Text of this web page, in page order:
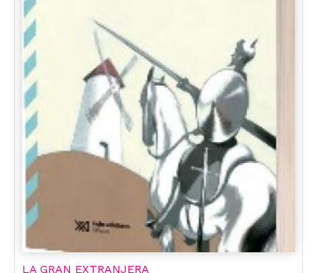
LA GRAN EXTRANJERA